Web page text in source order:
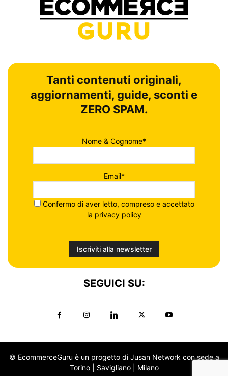
Tanti contenuti originali,
aggiornamenti, guide, sconti e
ZERO SPAM.
Nome & Cognome*
Email*
Confermo di aver letto, compreso e accettato
la privacy policy
SEGUICI SU:
© EcommerceGuru è un progetto di Jusan Network con sede a
Torino | Savigliano | Milano